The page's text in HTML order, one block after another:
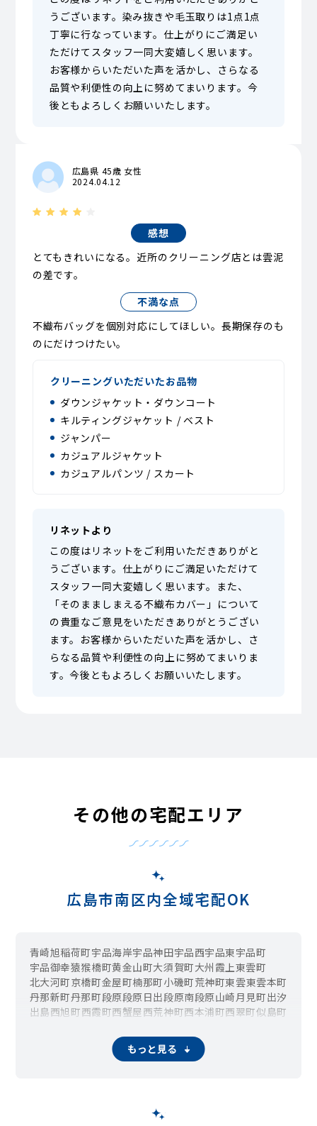
うございます。染み抜きや毛玉取りは1点1点
丁寧に行なっています。仕上がりにご満足い
ただけてスタッフ一同大変嬉しく思います。
お客様からいただいた声を活かし、さらなる
品質や利便性の向上に努めてまいります。今
後ともよろしくお願いいたします。
広島県 45歳 女性
2024.04.12
感想
とてもきれいになる。近所のクリーニング店とは雲泥
の差です。
不満な点
不織布バッグを個別対応にしてほしい。長期保存のも
のにだけつけたい。
クリーニングいただいたお品物
ダウンジャケット・ダウンコート
キルティングジャケット / ベスト
ジャンパー
カジュアルジャケット
カジュアルパンツ / スカート
リネットより
この度はリネットをご利用いただきありがと
うございます。仕上がりにご満足いただけて
スタッフ一同大変嬉しく思います。また、
「そのまましまえる不織布カバー」について
の貴重なご意見をいただきありがとうござい
ます。お客様からいただいた声を活かし、さ
らなる品質や利便性の向上に努めてまいりま
す。今後ともよろしくお願いいたします。
その他の宅配エリア
広島市南区内全域宅配OK
青崎旭稲荷町宇品海岸宇品神田宇品西宇品東宇品町
宇品御幸猿猴橋町黄金山町大須賀町大州 霞上東雲町
北大河町京橋町金屋町楠那町小磯町荒神町東雲東雲本町
丹那新町丹那町段原段原日出段原南段原山崎月見町出汐
出島西旭町西霞町西蟹屋西荒神町西本浦町西翠町似島町
東本浦町 比治山公園比治山町
松原町的場町翠 南大河町
もっと見る